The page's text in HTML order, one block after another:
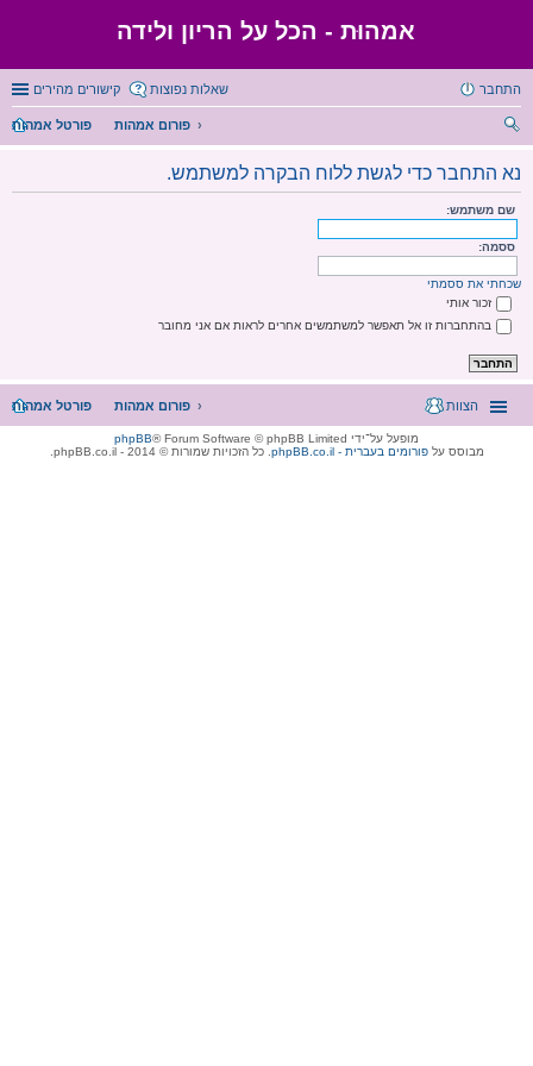
אמהוּת - הכל על הריון ולידה
קישורים מהירים שאלות נפוצות התחבר
פורטל אמהות
פורום אמהות
ש
נא התחבר כדי לגשת ללוח הבקרה למשתמש.
שם משתמש:
ססמה:
שכחתי את ססמתי
זכור אותי
בהתחברות זו אל תאפשר למשתמשים אחרים לראות אם אני מחובר
פורטל אמהות פורום אמהות הצוות
מופעל על־ידי phpBB® Forum Software © phpBB Limited
מבוסס עלphpBB.co.il - פורומים בעברית . כל הזכויות שמורות © 2014 - phpBB.co.il.